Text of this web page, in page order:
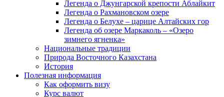
Легенда о Джунгарской крепости Аблайкит
Легенда о Рахмановском озере
Легенда о Белухе – царице Алтайских гор
Легенда об озере Маркаколь – «Озеро
зимнего ягненка»
Национальные традиции
Природа Восточного Казахстана
История
Полезная информация
Как оформить визу
Курс валют